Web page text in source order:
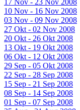
10 Nov - 16 Nov 2008
03 Nov - 09 Nov 2008
27 Okt - 02 Nov 2008
20 Okt - 26 Okt 2008
13 Okt - 19 Okt 2008
06 Okt - 12 Okt 2008
29 Sep - 05 Okt 2008
22 Sep - 28 Sep 2008
15 Sep - 21 Sep 2008
08 Sep - 14 Sep 2008
01 Sep - 07 Sep 2008